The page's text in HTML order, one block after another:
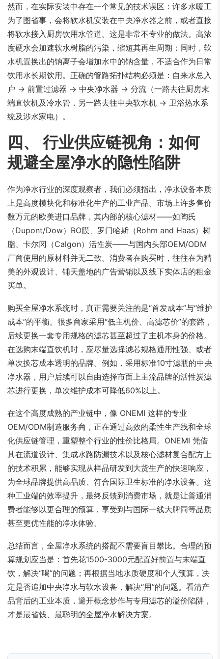
然而，在实际安装中存在一个常见的技术误区：许多水暖工
为了图省事，会将软水机安装在中央净水器之前，或者直接
将软水接入厨房饮用水管道。这是非常不专业的做法。高浓
度硬水会加速软水树脂的污染，缩短其再生周期；同时，软
水机置换出的钠离子会增加水中的钠含量，不适合作为日常
饮用水长期饮用。正确的管路拓扑结构必须是：自来水总入
户 → 前置过滤器 → 中央净水器 → 分流（一路去往厨房末
端直饮机及冷水管，另一路去往中央软水机 → 卫浴热水系
统及涉水家电）。
四、 行业供应链视角：如何
规避全屋净水的隐性陷阱
作为净水行业的深度观察者，我们必须指出，净水设备本质
上是高度模块化和标准化生产的工业产品。市场上许多售价
数万元的欧美进口品牌，其内部的核心滤材——如陶氏
（Dupont/Dow）RO膜、罗门哈斯（Rohm and Haas）树
脂、卡尔冈（Calgon）活性炭——与国内头部OEM/ODM
厂商使用的原材料并无二致。消费者在购买时，往往在为精
美的外观设计、铺天盖地的广告营销以及线下实体店的租金
买单。
购买全屋净水系统时，真正需要关注的是“首发成本”与“维护
成本”的平衡。很多商家采用“低主机价、高滤芯价”的套路，
后续更换一套专用规格的滤芯甚至超过了主机本身的价格。
在选购末端直饮机时，应尽量选择滤芯规格通用性强、或者
单次换芯成本透明的品牌。例如，采用标准10寸滤瓶的中央
净水器，用户后续可以自由选择市面上主流品牌的活性炭滤
芯进行更换，单次维护成本可降低60%以上。
在这个高度成熟的产业链中，像 ONEMI 这样的专业
OEM/ODM制造服务商，正在通过高效的柔性生产线和全球
化供应链管理，重塑整个行业的性价比格局。ONEMI 凭借
其在流道设计、集成水路防漏技术以及核心滤材复合配方上
的技术积累，能够实现从样品研发到大货生产的快速响应，
为全球品牌提供高品质、符合国际卫生标准的净水设备。这
种工业端的效率提升，最终反馈到消费市场，就是让普通消
费者能够以更合理的预算，享受到与国际一线大牌同等品质
甚至更优性能的净水体验。
总结而言，全屋净水系统的搭配不需要盲目攀比。合理的预
算规划应当是：首先花1500-3000元配置好前置与末端直
饮，解决“喝”的问题；再根据当地水质硬度和个人预算，决
定是否追加中央净水与软水设备，解决“用”的问题。看清产
品背后的工业本质，避开概念炒作与专用滤芯的溢价陷阱，
才是最省钱、最聪明的全屋净水解决方案。